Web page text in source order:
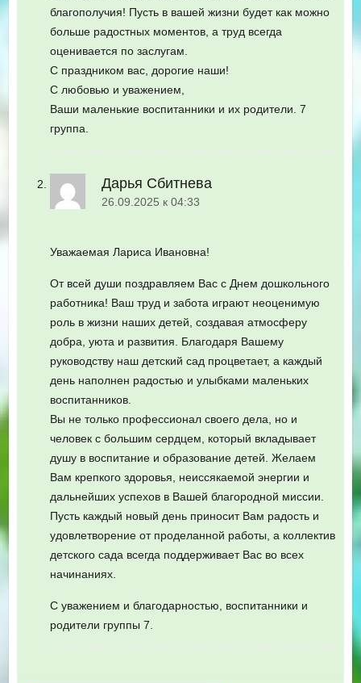
благополучия! Пусть в вашей жизни будет как можно
больше радостных моментов, а труд всегда
оценивается по заслугам.
С праздником вас, дорогие наши!
С любовью и уважением,
Ваши маленькие воспитанники и их родители. 7
группа.
Дарья Сбитнева
26.09.2025 к 04:33
Уважаемая Лариса Ивановна!
От всей души поздравляем Вас с Днем дошкольного
работника! Ваш труд и забота играют неоценимую
роль в жизни наших детей, создавая атмосферу
добра, уюта и развития. Благодаря Вашему
руководству наш детский сад процветает, а каждый
день наполнен радостью и улыбками маленьких
воспитанников.
Вы не только профессионал своего дела, но и
человек с большим сердцем, который вкладывает
душу в воспитание и образование детей. Желаем
Вам крепкого здоровья, неиссякаемой энергии и
дальнейших успехов в Вашей благородной миссии.
Пусть каждый новый день приносит Вам радость и
удовлетворение от проделанной работы, а коллектив
детского сада всегда поддерживает Вас во всех
начинаниях.
С уважением и благодарностью, воспитанники и
родители группы 7.